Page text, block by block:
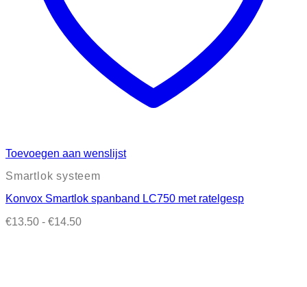
Toevoegen aan wenslijst
Smartlok systeem
Konvox Smartlok spanband LC750 met ratelgesp
€13.50 - €14.50Prijsklasse: